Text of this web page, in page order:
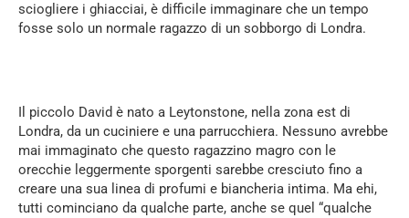
sciogliere i ghiacciai, è difficile immaginare che un tempo
fosse solo un normale ragazzo di un sobborgo di Londra.
Il piccolo David è nato a Leytonstone, nella zona est di
Londra, da un cuciniere e una parrucchiera. Nessuno avrebbe
mai immaginato che questo ragazzino magro con le
orecchie leggermente sporgenti sarebbe cresciuto fino a
creare una sua linea di profumi e biancheria intima. Ma ehi,
tutti cominciano da qualche parte, anche se quel “qualche